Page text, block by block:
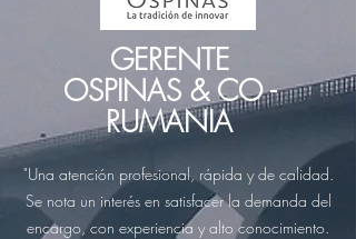
GERENTE
OSPINAS & CO -
RUMANIA
"Una atención profesional, rápida y de calidad.
Se nota un interés en satisfacer la demanda del
encargo, con experiencia y alto conocimiento.